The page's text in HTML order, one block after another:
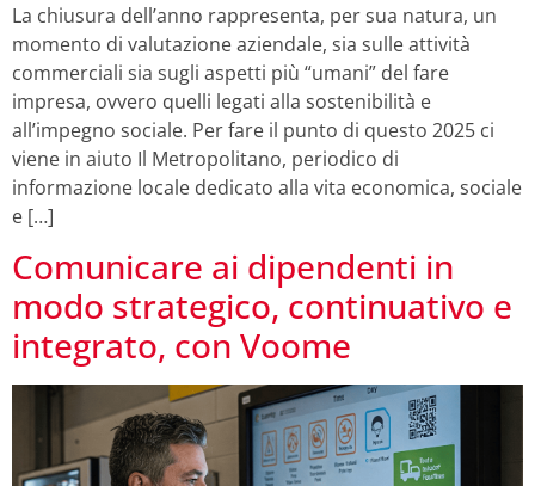
La chiusura dell’anno rappresenta, per sua natura, un
momento di valutazione aziendale, sia sulle attività
commerciali sia sugli aspetti più “umani” del fare
impresa, ovvero quelli legati alla sostenibilità e
all’impegno sociale. Per fare il punto di questo 2025 ci
viene in aiuto Il Metropolitano, periodico di
informazione locale dedicato alla vita economica, sociale
e […]
Comunicare ai dipendenti in
modo strategico, continuativo e
integrato, con Voome